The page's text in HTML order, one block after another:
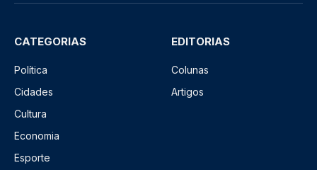
CATEGORIAS
Política
Cidades
Cultura
Economia
Esporte
EDITORIAS
Colunas
Artigos